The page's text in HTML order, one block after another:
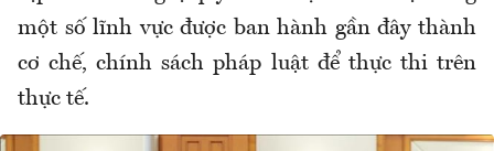
một số lĩnh vực được ban hành gần đây thành
cơ chế, chính sách pháp luật để thực thi trên
thực tế.